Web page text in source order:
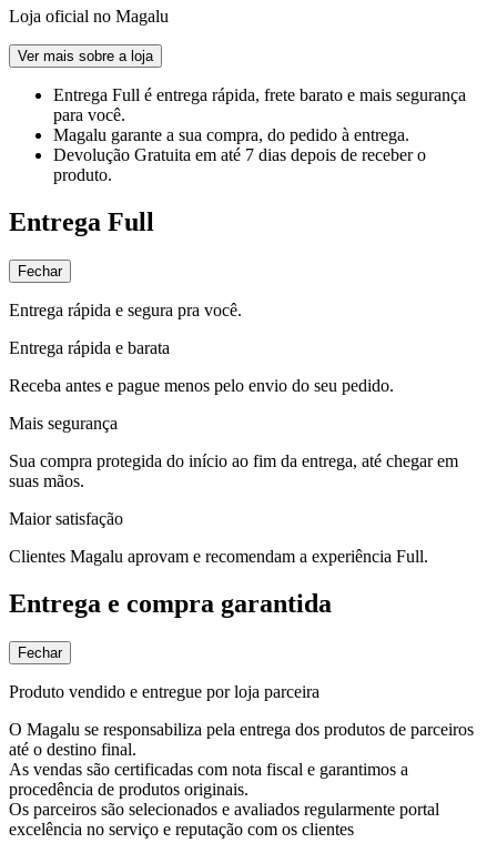
Loja oficial no Magalu
Ver mais sobre a loja
Entrega Full é entrega rápida, frete barato e mais segurança
para você.
Magalu garante a sua compra, do pedido à entrega.
Devolução Gratuita em até 7 dias depois de receber o
produto.
Entrega Full
Fechar
Entrega rápida e segura pra você.
Entrega rápida e barata
Receba antes e pague menos pelo envio do seu pedido.
Mais segurança
Sua compra protegida do início ao fim da entrega, até chegar em
suas mãos.
Maior satisfação
Clientes Magalu aprovam e recomendam a experiência Full.
Entrega e compra garantida
Fechar
Produto vendido e entregue por loja parceira
O Magalu se responsabiliza pela entrega dos produtos de parceiros
até o destino final.
As vendas são certificadas com nota fiscal e garantimos a
procedência de produtos originais.
Os parceiros são selecionados e avaliados regularmente portal
excelência no serviço e reputação com os clientes